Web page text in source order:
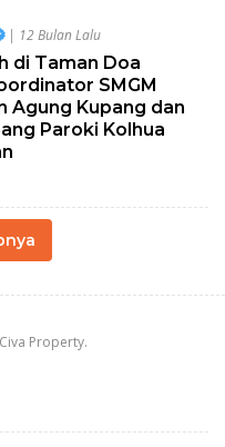
| 12 Bulan Lalu
di Taman Doa
SMGM
Agung Kupang dan
Paroki Kolhua
Property.